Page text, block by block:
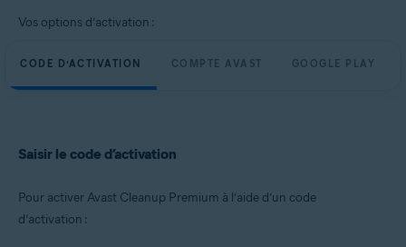
Vos options d’activation :
CODE D’ACTIVATION COMPTE AVAST GOOGLE PLAY
Saisir le code d’activation
Pour activer Avast Cleanup Premium à l’aide d’un code
d’activation :